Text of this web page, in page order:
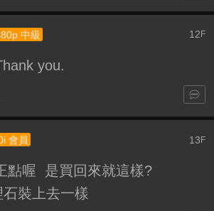
12 F
中級
you.
13F
會員
點喔 是買回來就這樣?
裝上去一樣